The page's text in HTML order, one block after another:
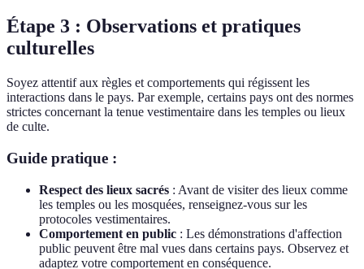
Étape 3 : Observations et pratiques
culturelles
Soyez attentif aux règles et comportements qui régissent les
interactions dans le pays. Par exemple, certains pays ont des normes
strictes concernant la tenue vestimentaire dans les temples ou lieux
de culte.
Guide pratique :
Respect des lieux sacrés : Avant de visiter des lieux comme
les temples ou les mosquées, renseignez-vous sur les
protocoles vestimentaires.
Comportement en public : Les démonstrations d'affection
public peuvent être mal vues dans certains pays. Observez et
adaptez votre comportement en conséquence.